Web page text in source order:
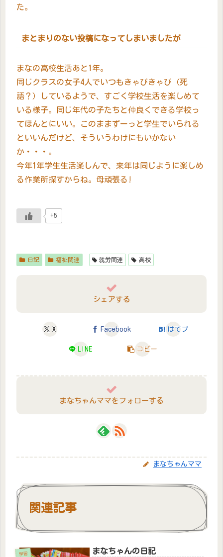
た。
まとまりのない投稿になってしまいましたが
まなの高校生活あと1年。
同じクラスの女子4人でいつもきゃぴきゃぴ（死
語？）しているようで、すごく学校生活を楽しめて
いる様子。同じ年代の子たちと仲良くできる学校っ
てほんとにいい。このままずーっと学生でいられる
といいんだけど、そういうわけにもいかない
か・・・。
今年1年学生生活楽しんで、来年は同じように楽しめ
る作業所探すからね。母頑張る!
+5
日記 福祉関連 就労関連 高校
シェアする
X Facebook はてブ
LINE コピー
まなちゃんママをフォローする
まなちゃんママ
関連記事
学習 まなちゃんの日記